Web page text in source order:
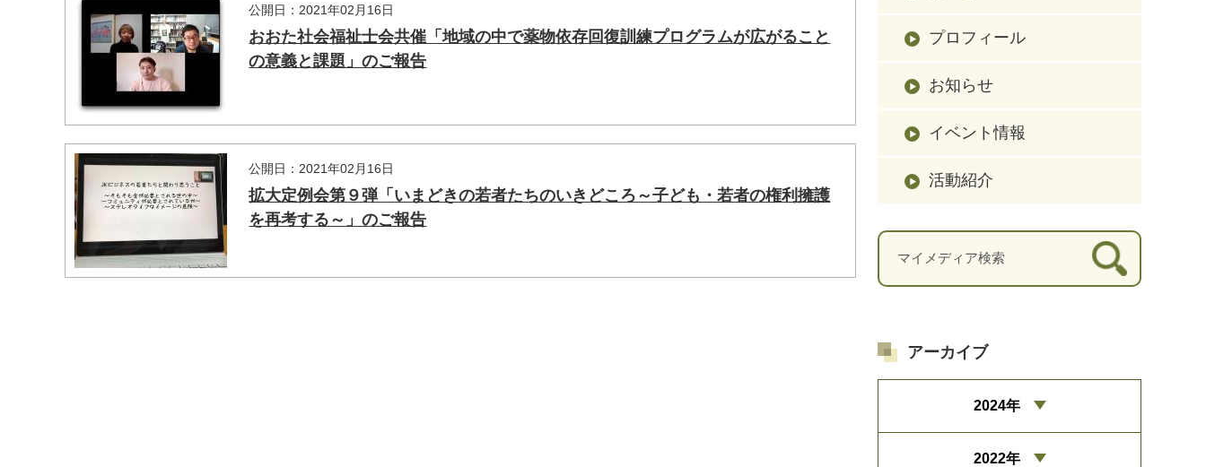
公開日：2021年02月16日
おおた社会福祉士会共催「地域の中で薬物依存回復訓練プログラムが広がること
の意義と課題」のご報告
公開日：2021年02月16日
拡大定例会第９弾「いまどきの若者たちのいきどころ～子ども・若者の権利擁護
を再考する～」のご報告
プロフィール
お知らせ
イベント情報
活動紹介
マイメディア検索
アーカイブ
2024年
2022年